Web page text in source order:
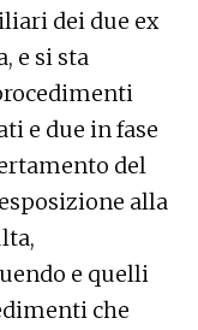
dei due ex
e si sta
e due in fase
del
alla
e quelli
che